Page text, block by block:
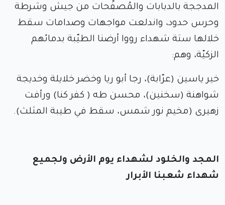
المدججة بالدبابات والمُصفَّحات من جيش وشرطة
وحرس حدود، واندلعت مواجهات وصدامات سقط
خلالها ستة شهداء رووا أرضنا الطيّبة بدمائهم
الزكيّة، وهم:
خير ياسين (عرّابة)، رجا أبو ريا وخضر خلايلة وخديجة
شواهنة (سخنين)، محسن طه ( كفر كنا) ورأفت
زهيرى (مخيم نور شمس، سقط في طيبة المثلث).
المجد والخلود لشهداء يوم الأرض ولجميع
شهداء شعبنا الأبرار